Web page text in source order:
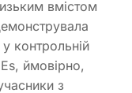
вмістом
контрольній
ймовірно,
з